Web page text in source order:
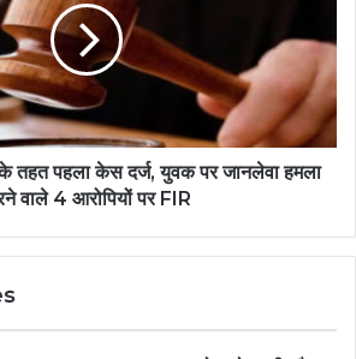
तहत पहला केस दर्ज, युवक पर जानलेवा हमला
वाले 4 आरोपियों पर FIR